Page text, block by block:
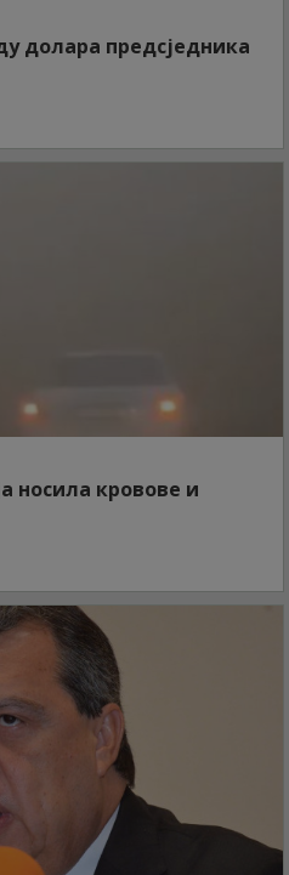
долара предсједника
носила кровове и